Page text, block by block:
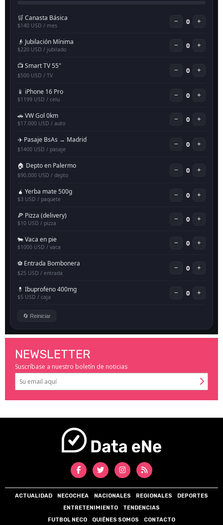
NEWSLETTER
Suscríbase a nuestro boletín de noticias
ACTUALIDAD NECOCHEA NACIONALES REGIONALES
DEPORTES
ENTRETENIMIENTO
TENDENCIAS
FUTBOL NECO
QUIÉNES SOMOS CONTACTO